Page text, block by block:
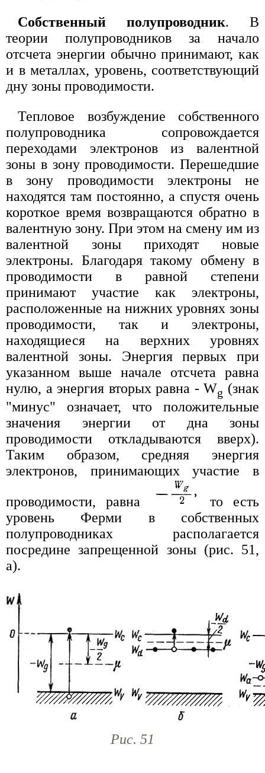
Собственный полупроводник. В
теории полупроводников за начало
отсчета энергии обычно принимают, как
и в металлах, уровень, соответствующий
дну зоны проводимости.
Тепловое возбуждение собственного
полупроводника сопровождается
переходами электронов из валентной
зоны в зону проводимости. Перешедшие
в зону проводимости электроны не
находятся там постоянно, а спустя очень
короткое время возвращаются обратно в
валентную зону. При этом на смену им из
валентной зоны приходят новые
электроны. Благодаря такому обмену в
проводимости в равной степени
принимают участие как электроны,
расположенные на нижних уровнях зоны
проводимости, так и электроны,
находящиеся на верхних уровнях
валентной зоны. Энергия первых при
указанном выше начале отсчета равна
нулю, а энергия вторых равна - Wg (знак
"минус" означает, что положительные
значения энергии от дна зоны
проводимости откладываются вверх).
Таким образом, средняя энергия
электронов, принимающих участие в
проводимости, равна
то есть
уровень Ферми в собственных
полупроводниках располагается
посредине запрещенной зоны (рис. 51,
а).
Рис. 51